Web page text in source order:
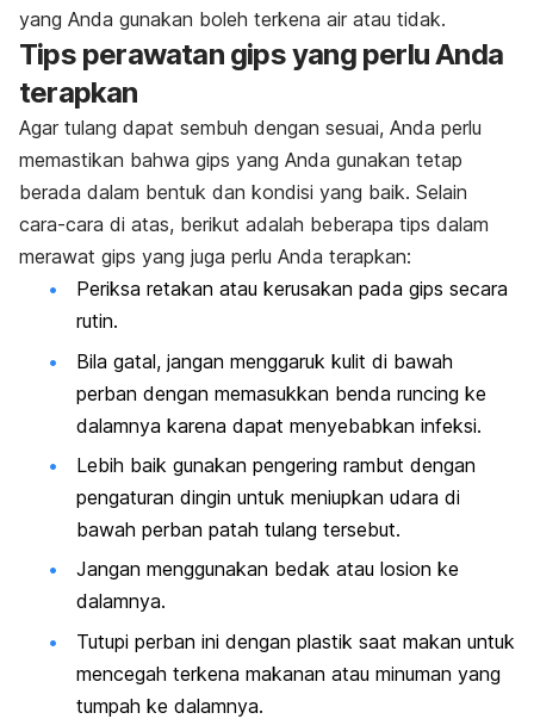
yang Anda gunakan boleh terkena air atau tidak.
Tips perawatan gips yang perlu Anda
terapkan
Agar tulang dapat sembuh dengan sesuai, Anda perlu
memastikan bahwa gips yang Anda gunakan tetap
berada dalam bentuk dan kondisi yang baik. Selain
cara-cara di atas, berikut adalah beberapa tips dalam
merawat gips yang juga perlu Anda terapkan:
Periksa retakan atau kerusakan pada gips secara
rutin.
Bila gatal, jangan menggaruk kulit di bawah
perban dengan memasukkan benda runcing ke
dalamnya karena dapat menyebabkan infeksi.
Lebih baik gunakan pengering rambut dengan
pengaturan dingin untuk meniupkan udara di
bawah perban patah tulang tersebut.
Jangan menggunakan bedak atau losion ke
dalamnya.
Tutupi perban ini dengan plastik saat makan untuk
mencegah terkena makanan atau minuman yang
tumpah ke dalamnya.